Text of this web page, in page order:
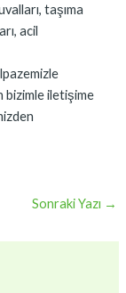
taşıma
acil
bizimle iletişime
Sonraki Yazı →